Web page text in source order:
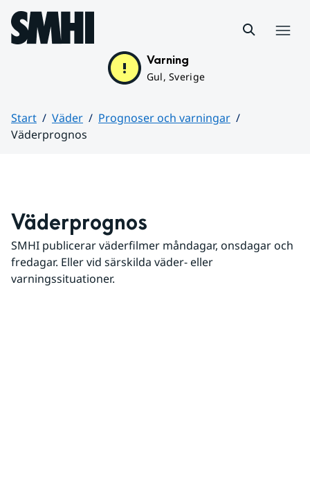
Hoppa till sidans innehåll
Varning
Gul, Sverige
Start Väder
Prognoser och varningar
Väderprognos
Väderprognos
SMHI publicerar väderfilmer måndagar, onsdagar och
fredagar. Eller vid särskilda väder- eller
varningssituationer.